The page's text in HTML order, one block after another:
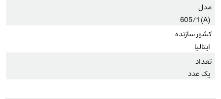
مدل
(A) 605/1
کشور سازنده
ایتالیا
تعداد
یک عدد